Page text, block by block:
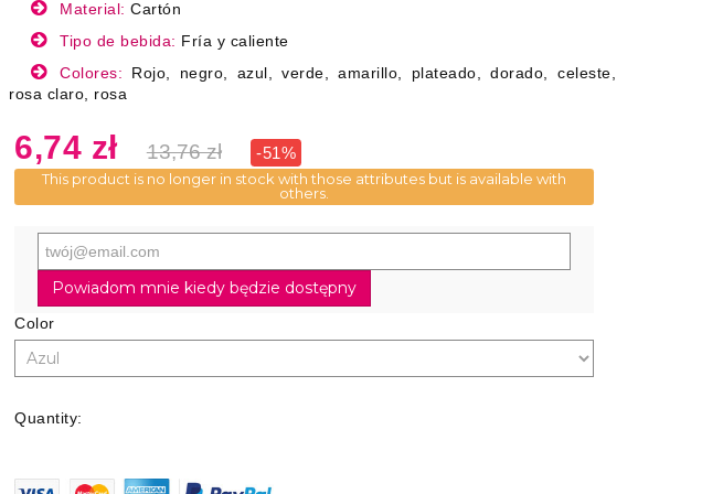
Material: Cartón
Tipo de bebida: Fría y caliente
Colores: Rojo, negro, azul, verde, amarillo, plateado, dorado, celeste,
rosa claro, rosa
6,74 zł 13,76 zł -51%
This product is no longer in stock with those attributes but is available with
others.
Powiadom mnie kiedy będzie dostępny
Color
Quantity: